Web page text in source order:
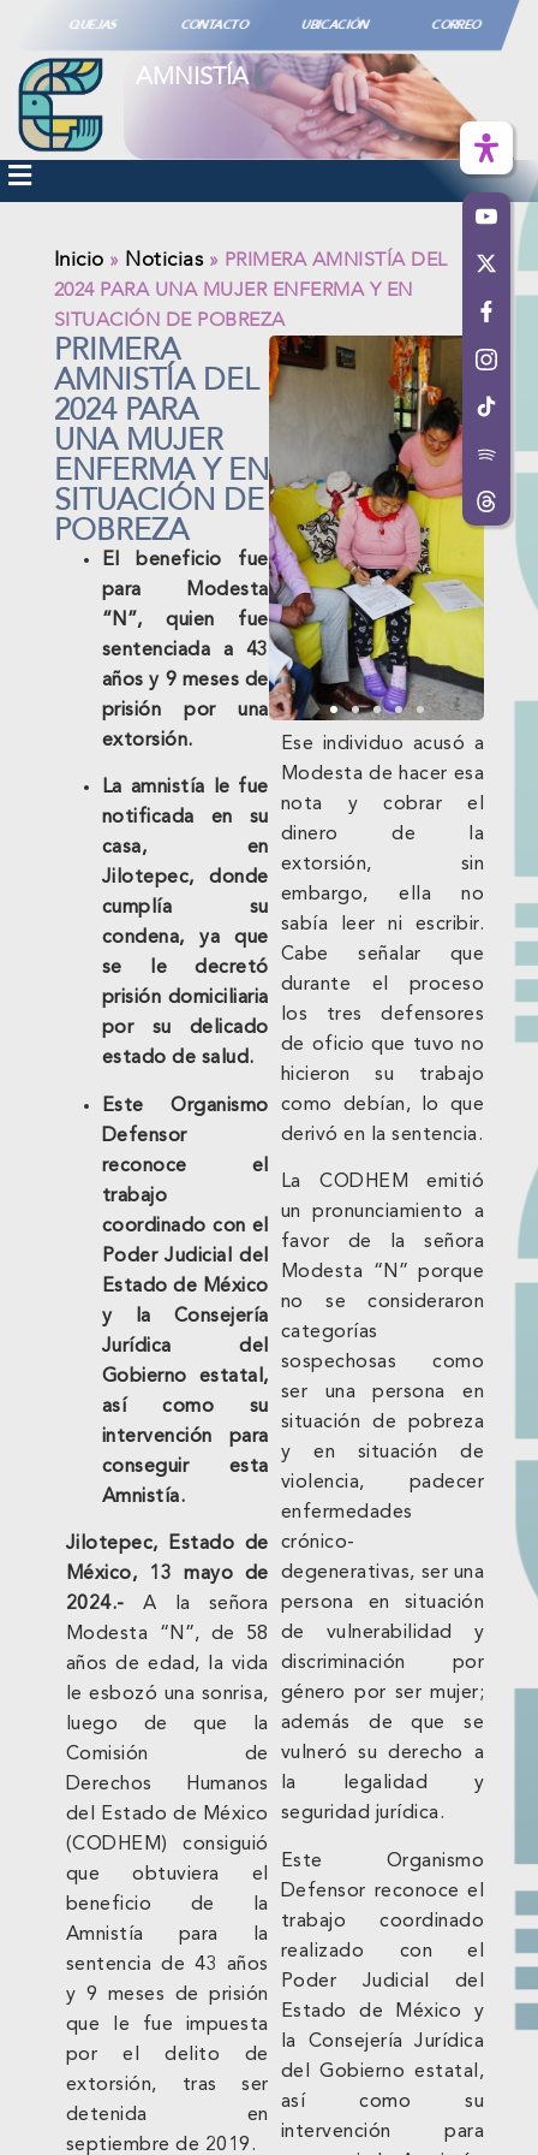
QUEJAS CONTACTO UBICACIÓN CORREO
AMNISTÍA
Inicio » Noticias» PRIMERA AMNISTÍA DEL
2024 PARA UNA MUJER ENFERMA Y EN
SITUACIÓN DE POBREZA
PRIMERA
AMNISTÍA DEL
2024 PARA
UNA MUJER
ENFERMA Y EN
SITUACIÓN DE
POBREZA
El beneficio fue
para Modesta
“N”, quien fue
sentenciada a 43
años y 9 meses de
prisión por una
extorsión.
La amnistía le fue
notificada en su
casa, en
Jilotepec, donde
cumplía su
condena, ya que
se le decretó
prisión domiciliaria
por su delicado
estado de salud.
Este Organismo
Defensor
reconoce el
trabajo
coordinado con el
Poder Judicial del
Estado de México
y la Consejería
Jurídica del
Gobierno estatal,
así como su
intervención para
conseguir esta
Amnistía.
Jilotepec, Estado de
México, 13 mayo de
2024.- A la señora
Modesta “N”, de 58
años de edad, la vida
le esbozó una sonrisa,
luego de que la
Comisión de
Derechos Humanos
del Estado de México
(CODHEM) consiguió
que obtuviera el
beneficio de la
Amnistía para la
sentencia de 43 años
y 9 meses de prisión
que le fue impuesta
por el delito de
extorsión, tras ser
detenida en
septiembre de 2019.
Ese individuo acusó a
Modesta de hacer esa
nota y cobrar el
dinero de la
extorsión, sin
embargo, ella no
sabía leer ni escribir.
Cabe señalar que
durante el proceso
los tres defensores
de oficio que tuvo no
hicieron su trabajo
como debían, lo que
derivó en la sentencia.
La CODHEM emitió
un pronunciamiento a
favor de la señora
Modesta “N” porque
no se consideraron
categorías
sospechosas como
ser una persona en
situación de pobreza
y en situación de
violencia, padecer
enfermedades
crónico-
degenerativas, ser una
persona en situación
de vulnerabilidad y
discriminación por
género por ser mujer;
además de que se
vulneró su derecho a
la legalidad y
seguridad jurídica.
Este Organismo
Defensor reconoce el
trabajo coordinado
realizado con el
Poder Judicial del
Estado de México y
la Consejería Jurídica
del Gobierno estatal,
así como su
intervención para